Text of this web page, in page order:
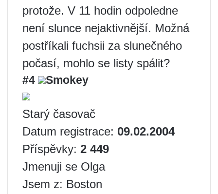
protože. V 11 hodin odpoledne
není slunce nejaktivnější. Možná
postříkali fuchsii za slunečného
počasí, mohlo se listy spálit?
#4 Smokey
Starý časovač
Datum registrace: 09.02.2004
Příspěvky: 2 449
Jmenuji se Olga
Jsem z: Boston